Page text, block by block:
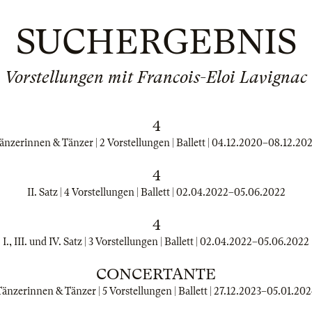
SUCHERGEBNIS
Vorstellungen mit Francois-Eloi Lavignac
4
& Tänzer | 2 Vorstellungen | Ballett | 04.12.2020–
4
II. Satz | 4 Vorstellungen | Ballett | 02.04.2022–05.06.2022
4
I., III. und IV. Satz | 3 Vorstellungen | Ballett | 02.04.2022–05.06.2022
CONCERTANTE
& Tänzer | 5 Vorstellungen | Ballett | 27.12.2023–